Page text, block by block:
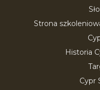
Strona
Historia
Cypr